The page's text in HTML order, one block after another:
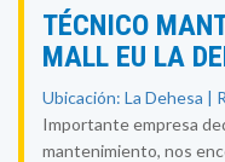
TÉCNICO
MALL EU LA
Ubicación: La Dehesa |
Importante empresa
mantenimiento, nos